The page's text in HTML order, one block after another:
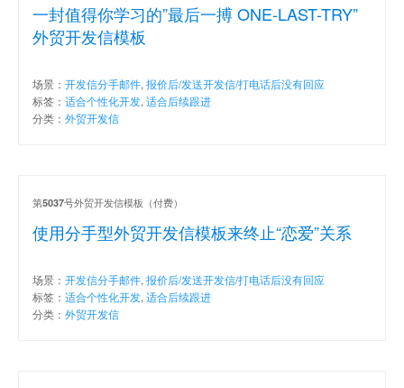
一封值得你学习的”最后一搏 ONE-LAST-TRY”
外贸开发信模板
场景： 开发信分手邮件, 报价后/发送开发信/打电话后没有回应
标签： 适合个性化开发, 适合后续跟进
分类： 外贸开发信
使用分手型外贸开发信模板来终止“恋爱”关系
第5037号外贸开发信模板（付费）
场景： 开发信分手邮件, 报价后/发送开发信/打电话后没有回应
标签： 适合个性化开发, 适合后续跟进
分类： 外贸开发信